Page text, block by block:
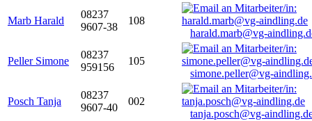
Marb Harald
08237
9607-38
108
harald.marb@vg-
Peller Simone
08237
959156
105
simone.peller@vg-
Posch Tanja
08237
9607-40
002
tanja.posch@vg-